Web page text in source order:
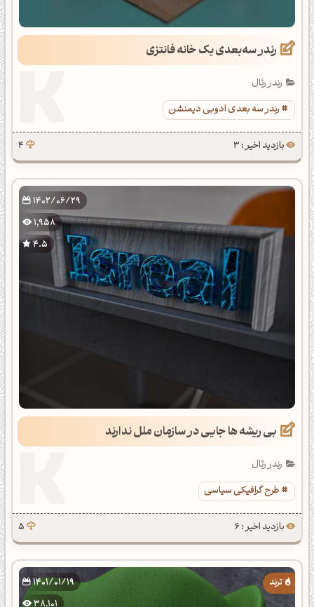
رندر سه‌بعدی یک خانه فانتزی
رندر رئال
رندر سه بعدی ادوبی دیمنشن
بازدید اخیر : 3 4
1402/06/29
1,958
4.5
بی ریشه ها جایی در سازمان ملل ندارند
رندر رئال
طرح گرافیکی سیاسی
بازدید اخیر : 6 5
1401/01/19